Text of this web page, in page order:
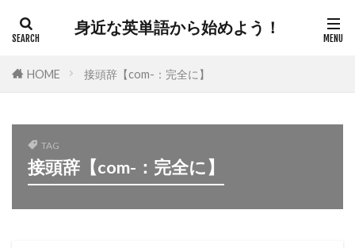
身近な英単語から始めよう！
HOME 接頭辞【com-：完全に】
TAG
接頭辞【com-：完全に】